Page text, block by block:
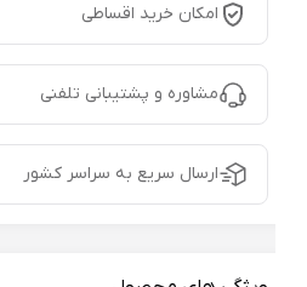
امکان خرید اقساطی
مشاوره و پشتیبانی تلفنی
ارسال سریع به سراسر کشور